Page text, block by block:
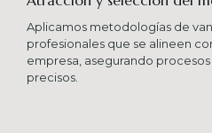
Aplicamos metodologías de
profesionales que se alineen
empresa, asegurando
precisos.